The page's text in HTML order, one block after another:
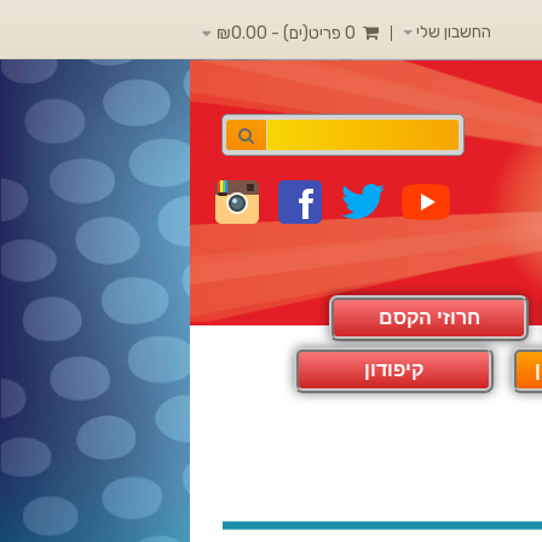
החשבון שלי
חרוזי הקסם
קיפודון